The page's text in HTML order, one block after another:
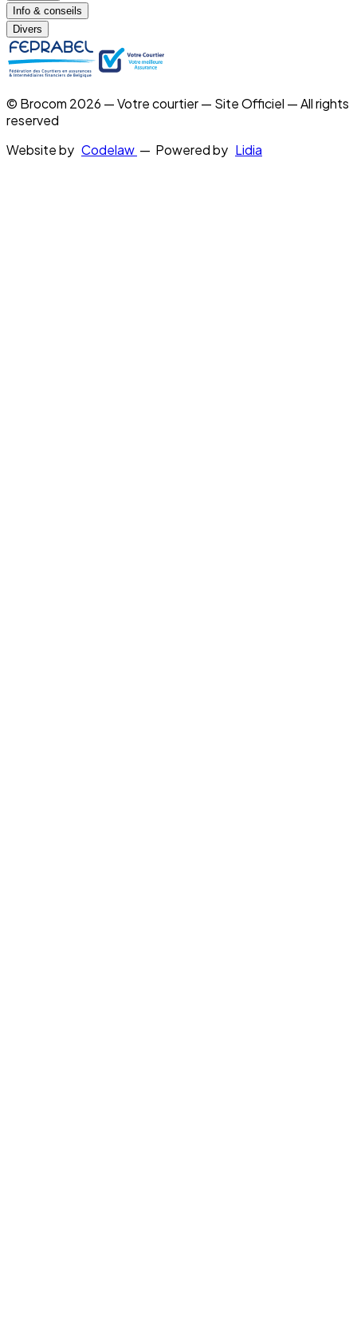
Info & conseils
Divers
© Brocom 2026 — Votre courtier — Site Officiel — All rights
reserved
Website by Codelaw — Powered by Lidia